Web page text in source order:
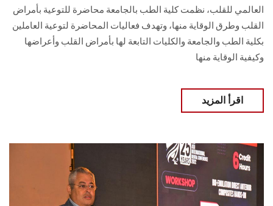
العالمي للقلب، نظمت كلية الطب بالجامعة محاضرة للتوعية بأمراض
القلب وطرق الوقاية منها، وتهدف فعاليات المحاضرة لتوعية العاملين
بكلية الطب والجامعة والكليات التابعة لها بأمراض القلب وأعراضها
وكيفية الوقاية منها
اقرأ المزيد